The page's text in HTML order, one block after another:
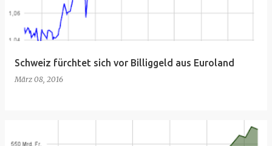
Schweiz fürchtet sich vor Billiggeld aus Euroland
März 08, 2016